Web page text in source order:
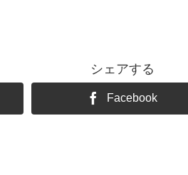
シェアする
Facebook